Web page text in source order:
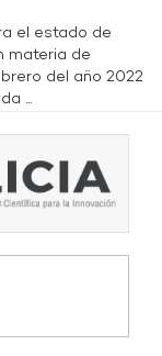
el estado de
materia de
del año 2022
...